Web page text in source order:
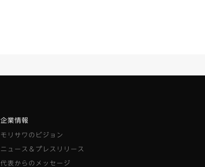
企業情報
モリサワのビジョン
ニュース＆プレスリリース
代表からのメッセージ